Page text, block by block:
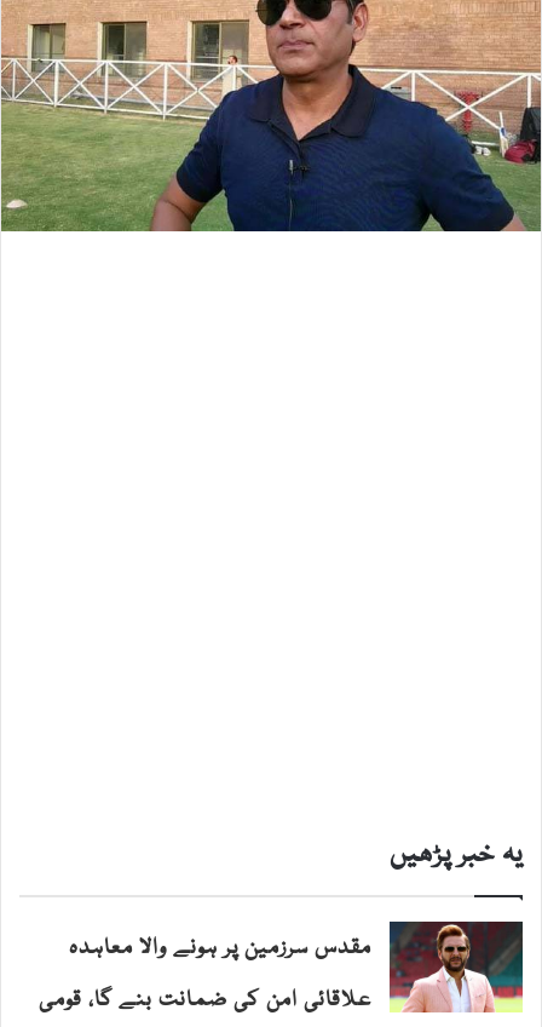
یہ خبر پڑھیں
مقدس سرزمین پر ہونے والا معاہدہ
علاقائی امن کی ضمانت بنے گا، قومی